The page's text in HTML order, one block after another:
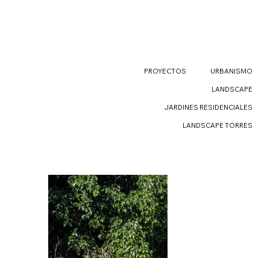
PROYECTOS URBANISMO
LANDSCAPE
JARDINES RESIDENCIALES
LANDSCAPE TORRES